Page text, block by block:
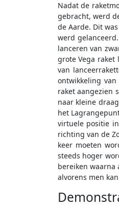
Nadat de
gebracht, werd
de Aarde. Dit
werd
lanceren van
grote Vega
van
ontwikkeling
raket aangezien
naar kleine
het
virtuele positie
richting van de
keer moeten
steeds hoger
bereiken
alvorens men